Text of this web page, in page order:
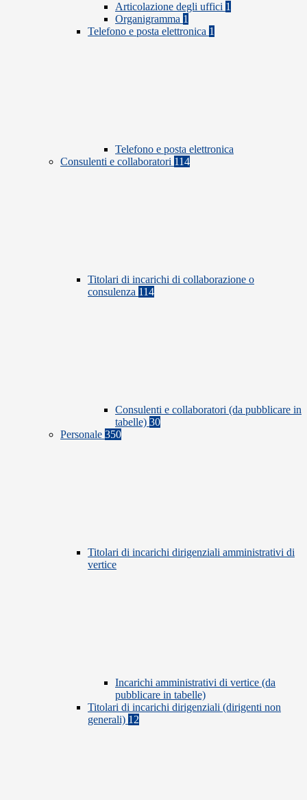
Articolazione degli uffici 1
Organigramma 1
Telefono e posta elettronica 1
Telefono e posta elettronica
Consulenti e collaboratori 114
Titolari di incarichi di collaborazione o
consulenza 114
Consulenti e collaboratori (da pubblicare in
tabelle) 30
Personale 350
Titolari di incarichi dirigenziali amministrativi di
vertice
Incarichi amministrativi di vertice (da
pubblicare in tabelle)
Titolari di incarichi dirigenziali (dirigenti non
generali) 12